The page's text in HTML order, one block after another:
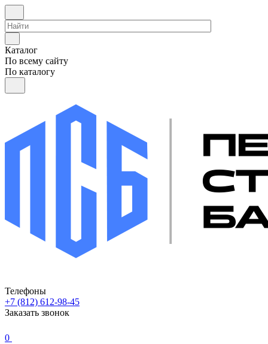
Каталог
По всему сайту
По каталогу
Телефоны
+7 (812) 612-98-45
Заказать звонок
0